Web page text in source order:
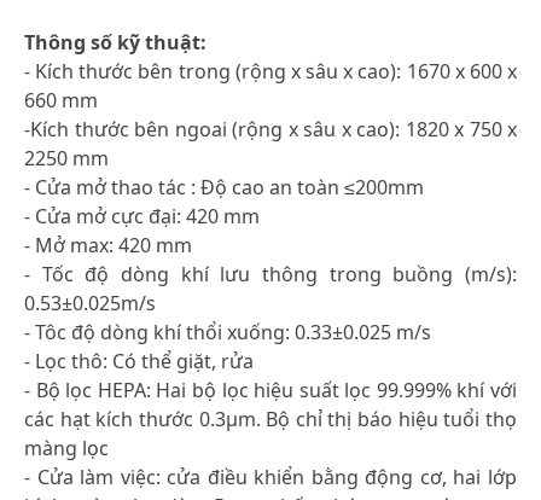
Thông số kỹ thuật:
- Kích thước bên trong (rộng x sâu x cao): 1670 x 600 x
660 mm
-Kích thước bên ngoai (rộng x sâu x cao): 1820 x 750 x
2250 mm
- Cửa mở thao tác : Độ cao an toàn ≤200mm
- Cửa mở cực đại: 420 mm
- Mở max: 420 mm
- Tốc độ dòng khí lưu thông trong buồng (m/s):
0.53±0.025m/s
- Tôc độ dòng khí thổi xuống: 0.33±0.025 m/s
- Lọc thô: Có thể giặt, rửa
- Bộ lọc HEPA: Hai bộ lọc hiệu suất lọc 99.999% khí với
các hạt kích thước 0.3µm. Bộ chỉ thị báo hiệu tuổi thọ
màng lọc
- Cửa làm việc: cửa điều khiển bằng động cơ, hai lớp